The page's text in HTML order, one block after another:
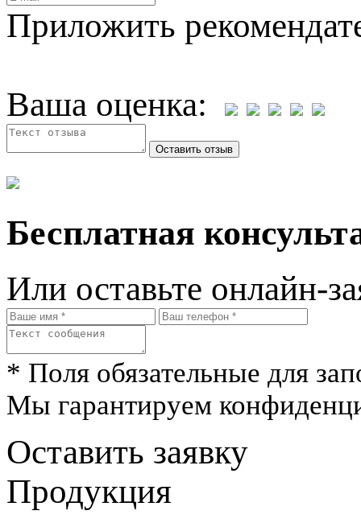
Приложить
Ваша оценка:
Бесплатная
Или оставьте онлайн-
* Поля обязательные для
Мы гарантируем
Оставить заявку
Продукция